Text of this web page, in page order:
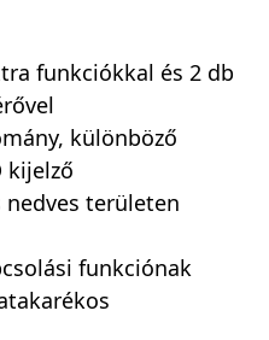
funkciókkal és 2 db
különböző
kijelző
nedves területen
funkciónak